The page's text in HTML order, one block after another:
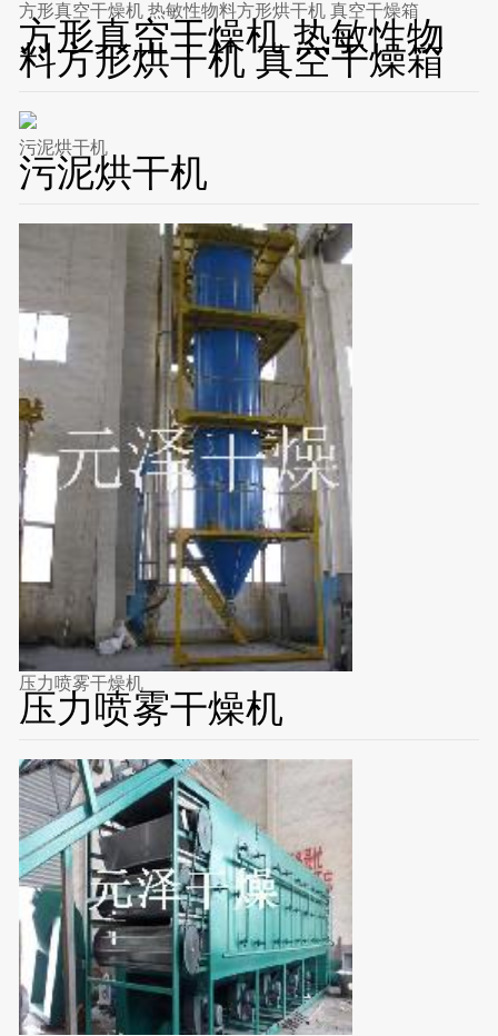
方形真空干燥机 热敏性物料方形烘干机 真空干燥箱
方形真空干燥机 热敏性物
料方形烘干机 真空干燥箱
污泥烘干机
污泥烘干机
压力喷雾干燥机
压力喷雾干燥机